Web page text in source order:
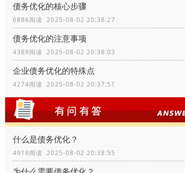
债务优化的核心步骤
6886阅读 2025-08-02 20:38:27
债务优化的注意事项
4389阅读 2025-08-02 20:38:03
企业债务优化的特殊点
4274阅读 2025-08-02 20:37:51
什么是债务优化？
4918阅读 2025-08-02 20:38:55